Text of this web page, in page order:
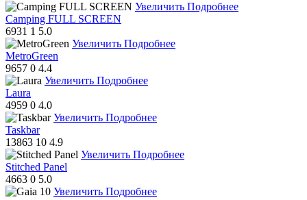
Увеличить Подробнее
Camping FULL SCREEN
6931 1 5.0
Увеличить Подробнее
MetroGreen
9657 0 4.4
Увеличить Подробнее
Laura
4959 0 4.0
Увеличить Подробнее
Taskbar
13863 10 4.9
Увеличить Подробнее
Stitched Panel
4663 0 5.0
Увеличить Подробнее